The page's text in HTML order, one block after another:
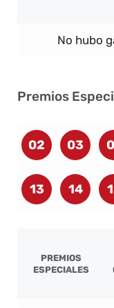
No hubo
Premios
02 03
13 14
PREMIOS
ESPECIALES